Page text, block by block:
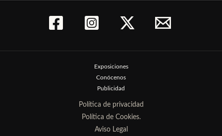
Exposiciones
Conócenos
Publicidad
Política de privacidad
Política de Cookies.
Aviso Legal